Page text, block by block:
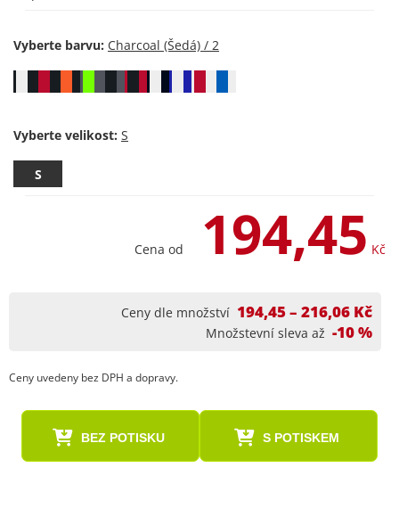
Vyberte barvu:
Vyberte velikost:
S
Cena od 194,45 Kč
Ceny dle množství 194,45 – 216,06 Kč
Množstevní sleva až -10 %
Ceny uvedeny bez DPH a dopravy.
BEZ POTISKU S POTISKEM